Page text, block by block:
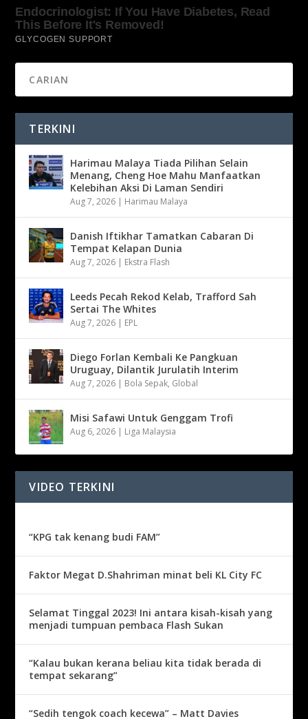
TERKINI
Harimau Malaya Tiada Pilihan Selain
Menang, Cheng Hoe Mahu Manfaatkan
Kelebihan Aksi Di Laman Sendiri
Aug 7, 2026 Harimau Malaya
Danish Iftikhar Tamatkan Cabaran Di
Tempat Kelapan Dunia
Aug 7, 2026 Ekstra Flash
Leeds Pecah Rekod Kelab, Trafford Sah
Sertai The Whites
Aug 7, 2026 EPL
Diego Forlan Kembali Ke Pangkuan
Uruguay, Dilantik Jurulatih Interim
Aug 7, 2026 Bola Sepak, Global
Misi Safawi Untuk Genggam Trofi
Aug 6, 2026 Liga Malaysia
VIDEO TERKINI
“KPG tak kenang budi FAM”
Faktor Megat D.Shahriman minat beli KL City FC
Selamat Tinggal 2023! Ini antara kisah-kisah yang
menjadi tumpuan pembaca Flash Sukan
“Kalau bukan kerana beliau kita tidak berada di
tempat sekarang”
“Sedih tengok coach kecewa” – Matt Davies